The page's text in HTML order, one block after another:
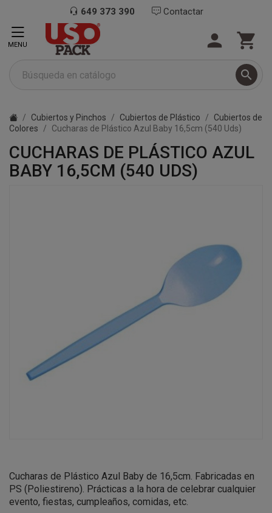
649 373 390 Contactar

 
MENU
Cubiertos y Pinchos Cubiertos de Plástico
Cubiertos de
Colores
Cucharas de Plástico Azul Baby 16,5cm (540 Uds)
CUCHARAS DE PLÁSTICO AZUL
BABY 16,5CM (540 UDS)
Cucharas de Plástico Azul Baby de 16,5cm. Fabricadas en
PS (Poliestireno). Prácticas a la hora de celebrar cualquier
evento, fiestas, cumpleaños, comidas, etc.